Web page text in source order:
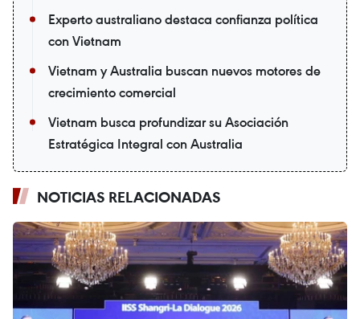
Experto australiano destaca confianza política
con Vietnam
Vietnam y Australia buscan nuevos motores de
crecimiento comercial
Vietnam busca profundizar su Asociación
Estratégica Integral con Australia
NOTICIAS RELACIONADAS